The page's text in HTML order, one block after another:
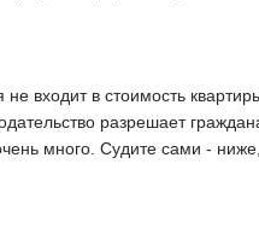
входит в стоимость
разрешает
много. Судите сами -